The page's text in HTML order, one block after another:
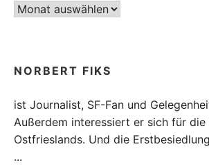
Archiv
NORBERT FIKS
ist Journalist, SF-Fan und
Außerdem interessiert er sich für die
Ostfrieslands. Und die
...